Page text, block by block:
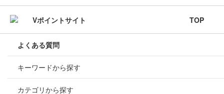
TOP
よくある質問
キーワードから探す
カテゴリから探す